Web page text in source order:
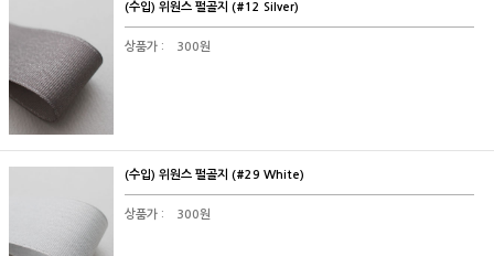
(수입) 위원스 펄골지 (#12 Silver)
상품가 : 300원
(수입) 위원스 펄골지 (#29 White)
상품가 : 300원